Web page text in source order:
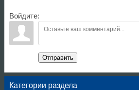
Войдите:
Отправить
Категории раздела